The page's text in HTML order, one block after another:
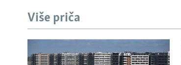
Više priča